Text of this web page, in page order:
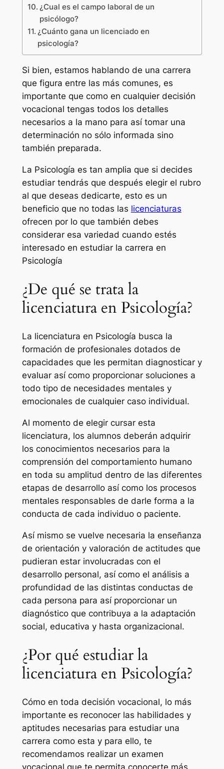
¿Cual es el campo laboral de un
psicólogo?
¿Cuánto gana un licenciado en
psicología?
Si bien, estamos hablando de una carrera
que figura entre las más comunes, es
importante que como en cualquier decisión
vocacional tengas todos los detalles
necesarios a la mano para así tomar una
determinación no sólo informada sino
también preparada.
La Psicología es tan amplia que si decides
estudiar tendrás que después elegir el rubro
al que deseas dedicarte, esto es un
beneficio que no todas las licenciaturas
ofrecen por lo que también debes
considerar esa variedad cuando estés
interesado en estudiar la carrera en
Psicología
¿De qué se trata la
licenciatura en Psicología?
La licenciatura en Psicología busca la
formación de profesionales dotados de
capacidades que les permitan diagnosticar y
evaluar así como proporcionar soluciones a
todo tipo de necesidades mentales y
emocionales de cualquier caso individual.
Al momento de elegir cursar esta
licenciatura, los alumnos deberán adquirir
los conocimientos necesarios para la
comprensión del comportamiento humano
en toda su amplitud dentro de las diferentes
etapas de desarrollo así como los procesos
mentales responsables de darle forma a la
conducta de cada individuo o paciente.
Así mismo se vuelve necesaria la enseñanza
de orientación y valoración de actitudes que
pudieran estar involucradas con el
desarrollo personal, así como el análisis a
profundidad de las distintas conductas de
cada persona para así proporcionar un
diagnóstico que contribuya a la adaptación
social, educativa y hasta organizacional.
¿Por qué estudiar la
licenciatura en Psicología?
Cómo en toda decisión vocacional, lo más
importante es reconocer las habilidades y
aptitudes necesarias para estudiar una
carrera como esta y para ello, te
recomendamos realizar un examen